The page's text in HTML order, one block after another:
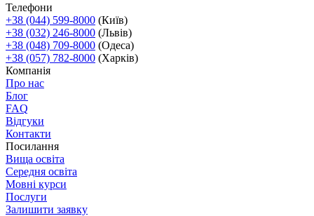
Телефони
+38 (044) 599-8000 (Київ)
+38 (032) 246-8000 (Львів)
+38 (048) 709-8000 (Одеса)
+38 (057) 782-8000 (Харків)
Компанія
Про нас
Блог
FAQ
Відгуки
Контакти
Посилання
Вища освіта
Середня освіта
Мовні курси
Послуги
Залишити заявку